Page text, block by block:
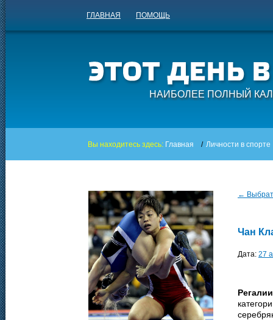
ГЛАВНАЯ ПОМОЩЬ
НАИБОЛЕЕ ПОЛНЫЙ
Вы находитесь здесь: Главная / Личности в спорте
←
Чан
Дата: 27